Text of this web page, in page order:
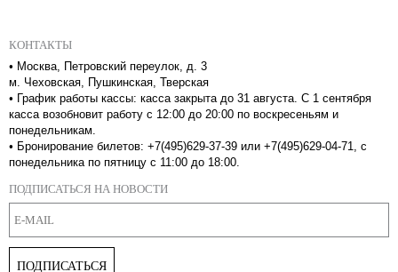
КОНТАКТЫ
• Москва, Петровский переулок, д. 3
м. Чеховская, Пушкинская, Тверская
• График работы кассы: касса закрыта до 31 августа. С 1 сентября
касса возобновит работу с 12:00 до 20:00 по воскресеньям и
понедельникам.
• Бронирование билетов: +7(495)629-37-39 или +7(495)629-04-71, с
понедельника по пятницу с 11:00 до 18:00.
ПОДПИСАТЬСЯ НА НОВОСТИ
ПОДПИСАТЬСЯ